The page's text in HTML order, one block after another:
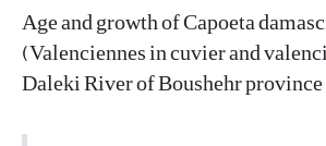
Age and growth of Capoeta
(Valenciennes in cuvier and
Daleki River of Boushehr province